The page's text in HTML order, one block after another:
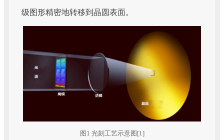
级图形精密地转移到晶圆表面。
图1 光刻工艺示意图[1]